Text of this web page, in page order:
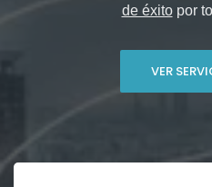
de éxitopor
VER